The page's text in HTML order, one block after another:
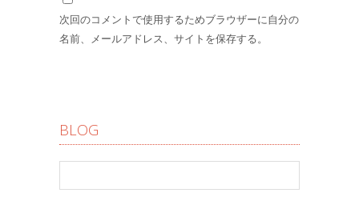
次回のコメントで使用するためブラウザーに自分の
名前、メールアドレス、サイトを保存する。
BLOG